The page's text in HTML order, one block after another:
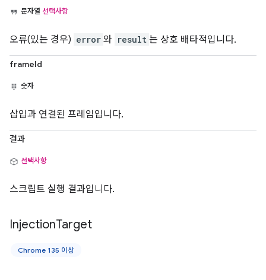
문자열 선택사항
오류(있는 경우) error 와 result 는 상호 배타적입니다.
frameId
숫자
삽입과 연결된 프레임입니다.
결과
선택사항
스크립트 실행 결과입니다.
InjectionTarget
Chrome 135 이상